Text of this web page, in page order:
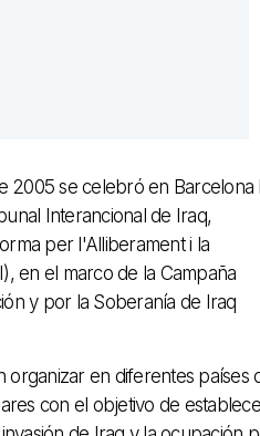
2005 se celebró en Barcelona
Interancional de Iraq,
per l'Alliberament i la
en el marco de la Campaña
y por la Soberanía de Iraq
organizar en diferentes países
con el objetivo de